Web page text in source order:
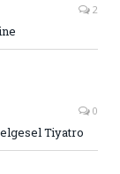
2
0
Tiyatro